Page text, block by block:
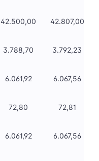
42.500,00 42.807,00
3.788,70 3.792,23
6.061,92 6.067,56
72,80 72,81
6.061,92 6.067,56